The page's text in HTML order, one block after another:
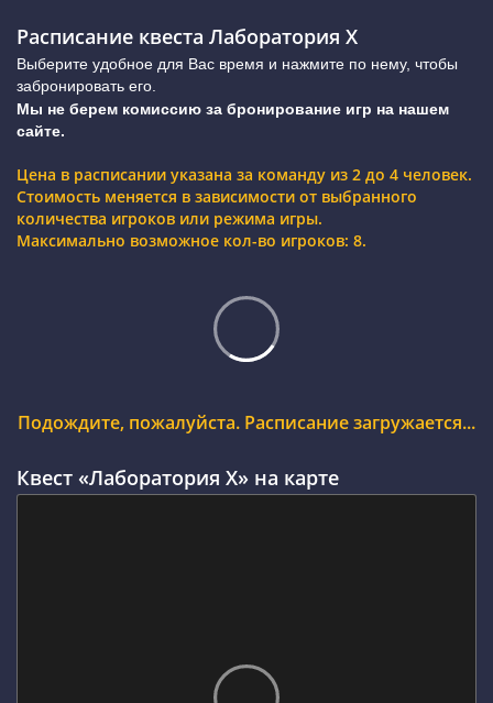
Расписание квеста Лаборатория Х
Выберите удобное для Вас время и нажмите по нему, чтобы
забронировать его.
Мы не берем комиссию за бронирование игр на нашем
сайте.
Цена в расписании указана за команду из 2 до 4 человек.
Стоимость меняется в зависимости от выбранного
количества игроков или режима игры.
Максимально возможное кол-во игроков: 8.
Подождите, пожалуйста. Расписание загружается...
Квест «Лаборатория Х» на карте